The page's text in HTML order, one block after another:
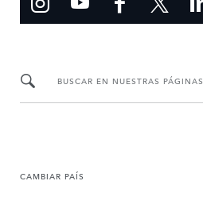
BUSCAR EN NUESTRAS PÁGINAS
CAMBIAR PAÍS